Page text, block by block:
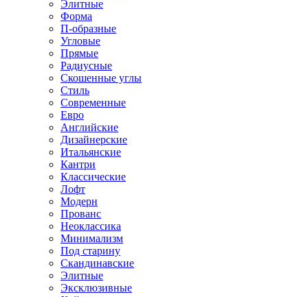
Элитные
Форма
П-образные
Угловые
Прямые
Радиусные
Скошенные углы
Стиль
Современные
Евро
Английские
Дизайнерские
Итальянские
Кантри
Классические
Лофт
Модерн
Прованс
Неоклассика
Минимализм
Под старину
Скандинавские
Элитные
Эксклюзивные